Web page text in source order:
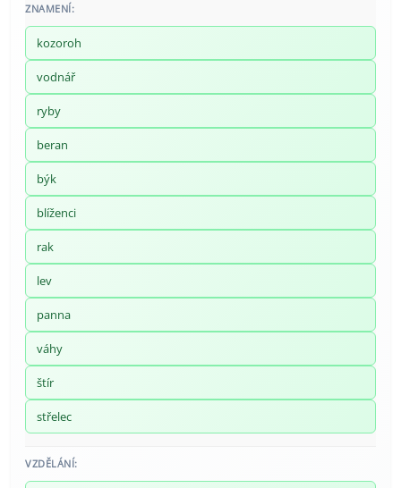
ZNAMENÍ:
kozoroh
vodnář
ryby
beran
býk
blíženci
rak
lev
panna
váhy
štír
střelec
VZDĚLÁNÍ: